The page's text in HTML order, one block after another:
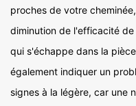
proches de votre
diminution de l'efficacité
qui s'échappe dans la
également indiquer un
signes à la légère, car une